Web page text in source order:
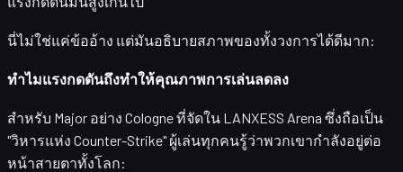
นี่ไม่ใช่แค่ข้ออ้าง แต่มันอธิบายสภาพของทั้งวงการได้ดีมาก:
ทำไมแรงกดดันถึงทำให้คุณภาพการเล่นลดลง
สำหรับ Major อย่าง Cologne ที่จัดใน LANXESS Arena ซึ่งถือเป็น
"วิหารแห่ง Counter-Strike" ผู้เล่นทุกคนรู้ว่าพวกเขากำลังอยู่ต่อ
หน้าสายตาทั้งโลก: